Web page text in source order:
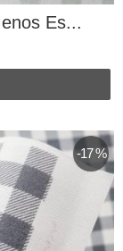
Es...
-17 %